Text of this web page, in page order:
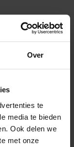
Over
te
media te bieden
Ook delen we
met onze